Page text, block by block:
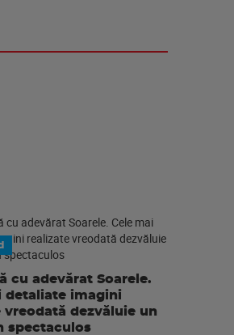
cu adevărat Soarele.
detaliate imagini
vreodată dezvăluie un
spectaculos